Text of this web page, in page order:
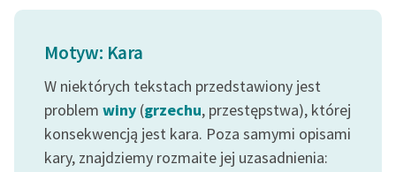
Motyw: Kara
W niektórych tekstach przedstawiony jest
problem winy (grzechu, przestępstwa), której
konsekwencją jest kara. Poza samymi opisami
kary, znajdziemy rozmaite jej uzasadnienia: